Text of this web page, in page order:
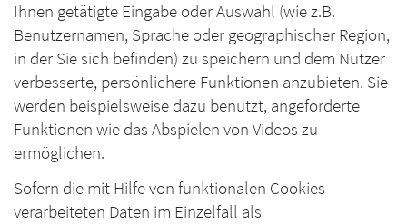
Ihnen getätigte Eingabe oder Auswahl (wie z.B.
Benutzernamen, Sprache oder geographischer Region,
in der Sie sich befinden) zu speichern und dem Nutzer
verbesserte, persönlichere Funktionen anzubieten. Sie
werden beispielsweise dazu benutzt, angeforderte
Funktionen wie das Abspielen von Videos zu
ermöglichen.
Sofern die mit Hilfe von funktionalen Cookies
verarbeiteten Daten im Einzelfall als